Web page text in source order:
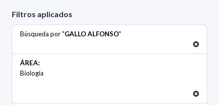
Filtros aplicados
Búsqueda por "GALLO ALFONSO"
ÁREA:
Biología